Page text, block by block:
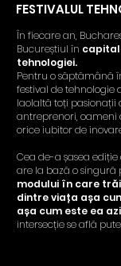
FESTIVALUL
În fiecare an,
Bucureștiul în
tehnologiei.
Pentru o săptămână
festival de tehnologie
laolaltă toți pasionații
antreprenori, oameni
orice iubitor de
Cea de-a șasea ediție
are la bază o singură
modului în care
dintre viața așa
așa cum este ea azi
intersecție se află